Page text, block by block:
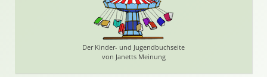
Der Kinder- und Jugendbuchseite
von Janetts Meinung